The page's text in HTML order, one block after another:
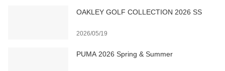
OAKLEY GOLF COLLECTION 2026 SS
2026/05/19
PUMA 2026 Spring & Summer